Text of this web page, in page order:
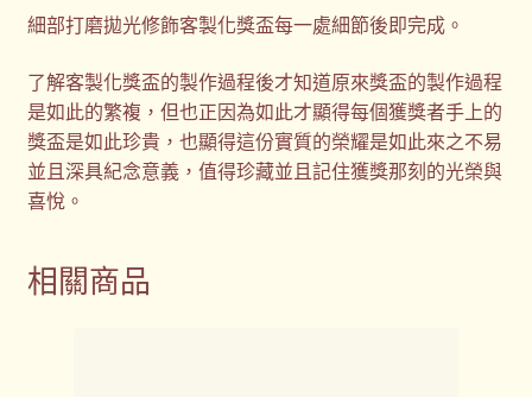
細部打磨拋光修飾客製化獎盃每一處細節後即完成。
了解客製化獎盃的製作過程後才知道原來獎盃的製作過程
是如此的繁複，但也正因為如此才顯得每個獲獎者手上的
獎盃是如此珍貴，也顯得這份實質的榮耀是如此來之不易
並且深具紀念意義，值得珍藏並且記住獲獎那刻的光榮與
喜悅。
相關商品